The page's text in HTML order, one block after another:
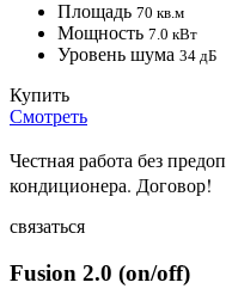
Площадь 70 кв.м
Мощность 7.0 кВт
Уровень шума 34 дБ
Купить
Смотреть
Честная работа без
кондиционера. Договор!
связаться
Fusion 2.0 (on/off)